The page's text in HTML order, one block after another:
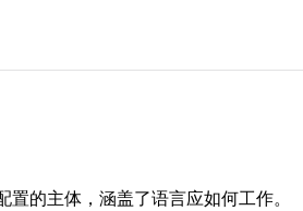
的主体，涵盖了语言应如何工作。